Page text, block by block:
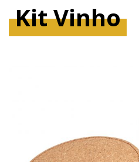
Kit Vinho